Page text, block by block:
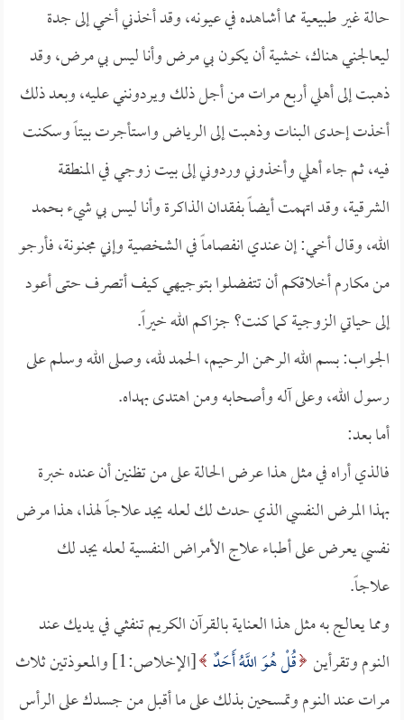
حالة غير طبيعية مما أشاهده في عيونه، وقد أخذني أخي إلى جدة
ليعالجني هناك، خشية أن يكون بي مرض وأنا ليس بي مرض، وقد
ذهبت إلى أهلي أربع مرات من أجل ذلك ويردونني عليه، وبعد ذلك
أخذت إحدى البنات وذهبت إلى الرياض واستأجرت بيتاً وسكنت
فيه، ثم جاء أهلي وأخذوني وردوني إلى بيت زوجي في المنطقة
الشرقية، وقد اتهمت أيضاً بفقدان الذاكرة وأنا ليس بي شيء بحمد
الله، وقال أخي: إن عندي انفصاماً في الشخصية وإني مجنونة، فأرجو
من مكارم أخلاقكم أن تتفضلوا بتوجيهي كيف أتصرف حتى أعود
إلى حياتي الزوجية كما كنت؟ جزاكم الله خيراً.
الجواب: بسم الله الرحمن الرحيم، الحمد لله، وصلى الله وسلم على
رسول الله، وعلى آله وأصحابه ومن اهتدى بهداه.
أما بعد:
فالذي أراه في مثل هذا عرض الحالة على من تظنين أن عنده خبرة
بهذا المرض النفسي الذي حدث لك لعله يجد علاجاً لهذا، هذا مرض
نفسي يعرض على أطباء علاج الأمراض النفسية لعله يجد لك
علاجاً.
ومما يعالج به مثل هذا العناية بالقرآن الكريم تنفثي في يديك عند
النوم وتقرأين قُلْ هُوَ اللَّهُ أَحَدٌ
[الإخلاص:1] والمعوذتين ثلاث
مرات عند النوم وتمسحين بذلك على ما أقبل من جسدك على الرأس